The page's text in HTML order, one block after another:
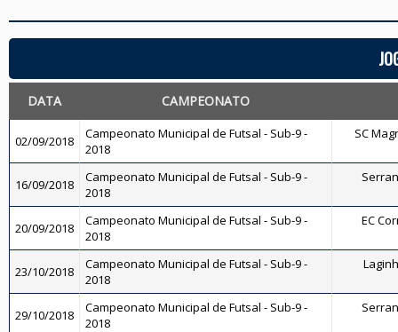
DATA CAMPEONATO
02/09/2018
Campeonato Municipal de Futsal - Sub-9 -
2018
SC
16/09/2018
Campeonato Municipal de Futsal - Sub-9 -
2018
20/09/2018
Campeonato Municipal de Futsal - Sub-9 -
2018
EC
23/10/2018
Campeonato Municipal de Futsal - Sub-9 -
2018
29/10/2018
Campeonato Municipal de Futsal - Sub-9 -
2018